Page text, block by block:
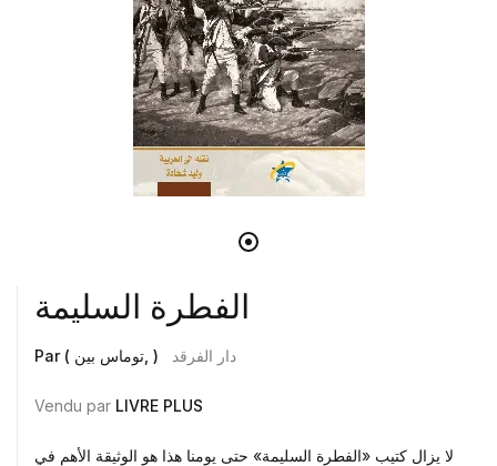
الفطرة السليمة
Par ( توماس بين, ) دار الفرقد
Vendu par LIVRE PLUS
لا يزال كتيب «الفطرة السليمة» حتى يومنا هذا هو الوثيقة الأهم في